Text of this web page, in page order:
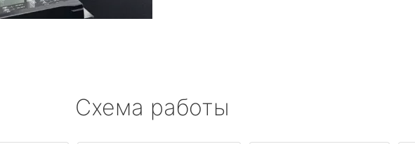
Схема работы